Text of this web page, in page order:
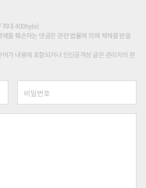
최대 400byte)
를 훼손하는 댓글은 관련 법률에 의해 제재를 받을
가 내용에 포함되거나 인신공격성 글은 관리자의 판